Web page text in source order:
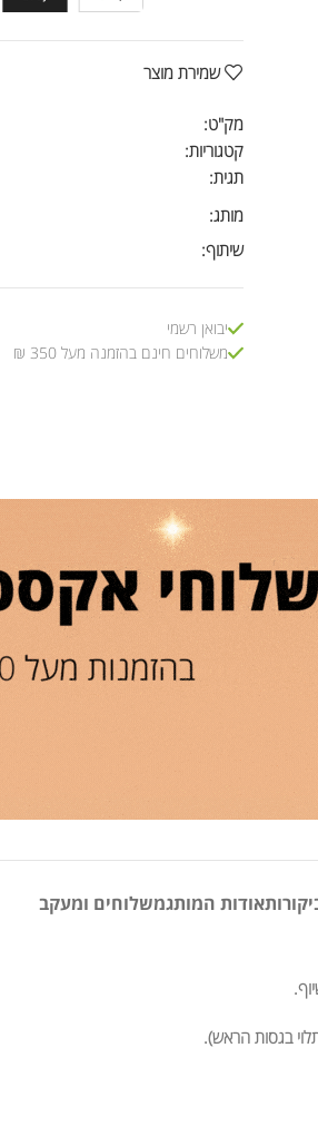
שמירת מוצר
מק"ט:
קטגוריות:
תגית:
מותג:
שיתוף:
יבואן רשמי
משלוחים חינם בהזמנה מעל 350 ₪
אודות המותגמשלוחים ומעקב
בגסות הראש).